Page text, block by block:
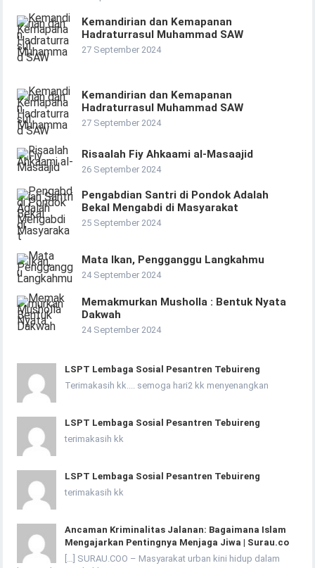
Kemandirian dan Kemapanan
Hadraturrasul Muhammad SAW
27 September 2024
Kemandirian dan Kemapanan
Hadraturrasul Muhammad SAW
27 September 2024
Risaalah Fiy Ahkaami al-Masaajid
26 September 2024
Pengabdian Santri di Pondok Adalah
Bekal Mengabdi di Masyarakat
25 September 2024
Mata Ikan, Pengganggu Langkahmu
24 September 2024
Memakmurkan Musholla : Bentuk Nyata
Dakwah
24 September 2024
LSPT Lembaga Sosial Pesantren Tebuireng
Terimakasih kk.... semoga hari2 kk menyenangkan
LSPT Lembaga Sosial Pesantren Tebuireng
terimakasih kk
LSPT Lembaga Sosial Pesantren Tebuireng
terimakasih kk
Ancaman Kriminalitas Jalanan: Bagaimana Islam
Mengajarkan Pentingnya Menjaga Jiwa | Surau.co
[…] SURAU.COO – Masyarakat urban kini hidup dalam